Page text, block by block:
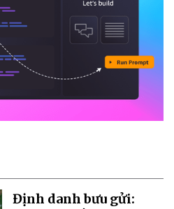
Định danh bưu gửi: